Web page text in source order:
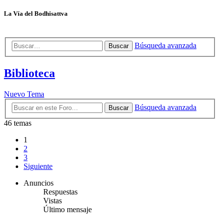
La Vía del Bodhisattva
Buscar Búsqueda avanzada
Biblioteca
Nuevo Tema
Buscar
Búsqueda avanzada
46 temas
1
2
3
Siguiente
Anuncios
Respuestas
Vistas
Último mensaje